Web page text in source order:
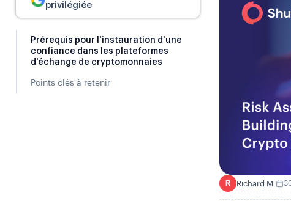
privilégiée
Prérequis pour l'instauration d'une
confiance dans les plateformes
d'échange de cryptomonnaies
Points clés à retenir
R Richard M.